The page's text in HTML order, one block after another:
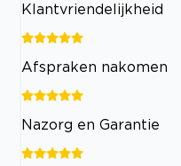
Klantvriendelijkheid
Afspraken nakomen
Nazorg en Garantie